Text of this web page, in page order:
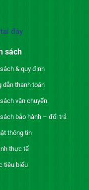
tại đây
sách
& quy định
dẫn thanh toán
vận chuyển
bảo hành – đổi trả
thông tin
thực tế
tiêu biểu